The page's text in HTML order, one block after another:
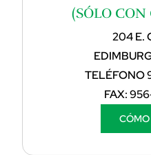
(SÓLO CON
204 E.
TELÉFONO
FAX: